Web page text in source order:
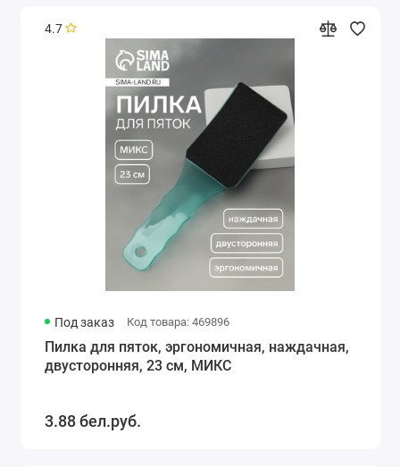
4.7
Под заказ Код товара: 469896
Пилка для пяток, эргономичная, наждачная,
двусторонняя, 23 см, МИКС
3.88 бел.руб.